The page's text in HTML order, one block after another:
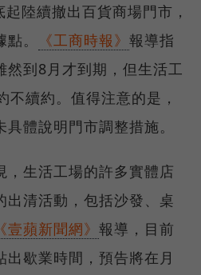
陸續撤出百貨商場門市，
。
《工商時報》 報導指
然到8月才到期，但生活工
續約。值得注意的是，
體說明門市調整措施。
，生活工場的許多實體店
出清活動，包括沙發、桌
《壹蘋新聞網》 報導，目前
歇業時間，預告將在月